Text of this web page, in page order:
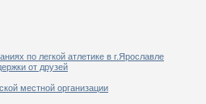
по легкой атлетике в г.Ярославле
от друзей
местной организации